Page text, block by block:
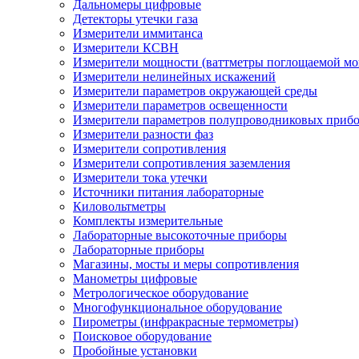
Дальномеры цифровые
Детекторы утечки газа
Измерители иммитанса
Измерители КСВН
Измерители мощности (ваттметры поглощаемой
Измерители нелинейных искажений
Измерители параметров окружающей среды
Измерители параметров освещенности
Измерители параметров полупроводниковых
Измерители разности фаз
Измерители сопротивления
Измерители сопротивления заземления
Измерители тока утечки
Источники питания лабораторные
Киловольтметры
Комплекты измерительные
Лабораторные высокоточные приборы
Лабораторные приборы
Магазины, мосты и меры сопротивления
Манометры цифровые
Метрологическое оборудование
Многофункциональное оборудование
Пирометры (инфракрасные термометры)
Поисковое оборудование
Пробойные установки